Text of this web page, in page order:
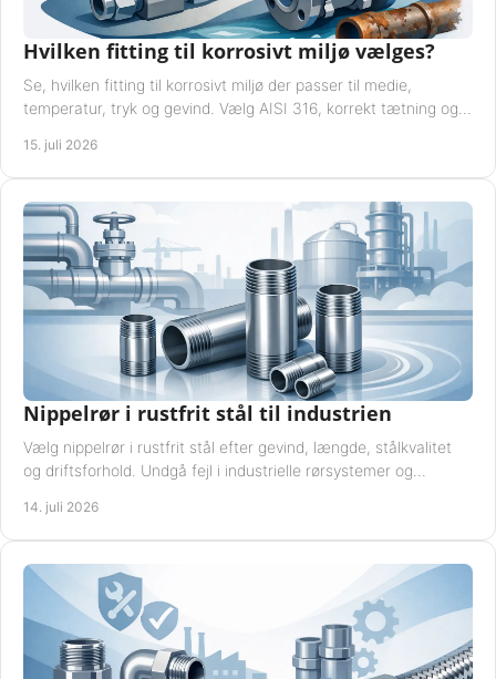
Hvilken fitting til korrosivt miljø vælges?
Se, hvilken fitting til korrosivt miljø der passer til medie,
temperatur, tryk og gevind. Vælg AISI 316, korrekt tætning og
15. juli 2026
Nippelrør i rustfrit stål til industrien
Vælg nippelrør i rustfrit stål efter gevind, længde, stålkvalitet
og driftsforhold. Undgå fejl i industrielle rørsystemer og
14. juli 2026